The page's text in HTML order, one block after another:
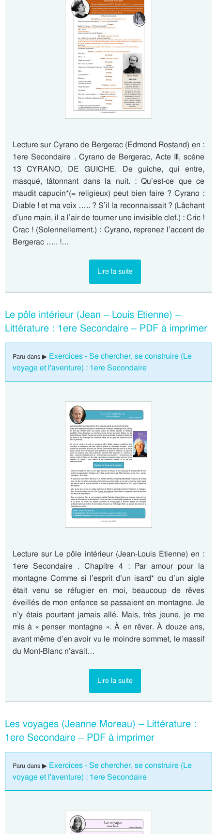
Lecture sur Cyrano de Bergerac (Edmond Rostand) en :
1ere Secondaire . Cyrano de Bergerac, Acte III, scène
13 CYRANO, DE GUICHE. De guiche, qui entre,
masqué, tâtonnant dans la nuit. : Qu’est-ce que ce
maudit capucin*(= religieux) peut bien faire ? Cyrano :
Diable ! et ma voix ….. ? S’il la reconnaissait ? (Lâchant
d’une main, il a l’air de tourner une invisible clef.) : Cric !
Crac ! (Solennellement.) : Cyrano, reprenez l’accent de
Bergerac ….. !…
Lire la suite
Le pôle intérieur (Jean – Louis Etienne) –
Littérature : 1ere Secondaire – PDF à imprimer
Paru dans ▶ Exercices - Se chercher, se construire (Le
voyage et l'aventure) : 1ere Secondaire
Lecture sur Le pôle intérieur (Jean-Louis Etienne) en :
1ere Secondaire . Chapitre 4 : Par amour pour la
montagne Comme si l’esprit d’un isard* ou d’un aigle
était venu se réfugier en moi, beaucoup de rêves
éveillés de mon enfance se passaient en montagne. Je
n’y étais pourtant jamais allé. Mais, très jeune, je me
mis à « penser montagne ». À en rêver. À douze ans,
avant même d’en avoir vu le moindre sommet, le massif
du Mont-Blanc n’avait…
Lire la suite
Les voyages (Jeanne Moreau) – Littérature :
1ere Secondaire – PDF à imprimer
Paru dans ▶ Exercices - Se chercher, se construire (Le
voyage et l'aventure) : 1ere Secondaire